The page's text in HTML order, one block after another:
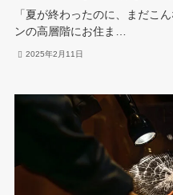
「夏が終わったのに、まだこ
ンの高層階にお住ま…
2025年2月11日